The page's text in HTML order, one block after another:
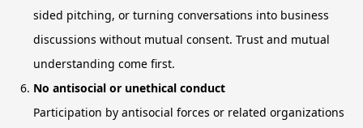
sided pitching, or turning conversations into business
discussions without mutual consent. Trust and mutual
understanding come first.
No antisocial or unethical conduct
Participation by antisocial forces or related organizations